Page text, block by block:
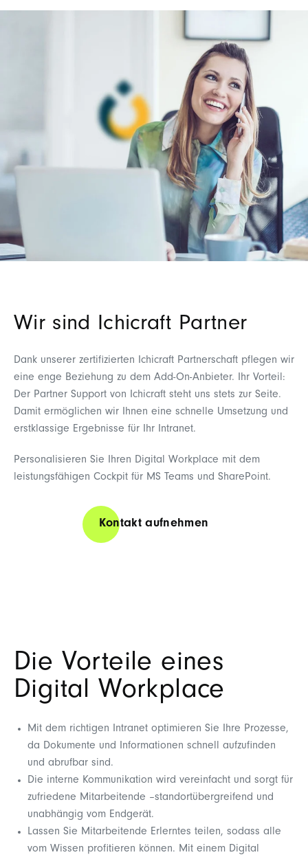
Wir sind Ichicraft Partner
Dank unserer zertifizierten Ichicraft Partnerschaft pflegen wir
eine enge Beziehung zu dem Add-On-Anbieter. Ihr Vorteil:
Der Partner Support von Ichicraft steht uns stets zur Seite.
Damit ermöglichen wir Ihnen eine schnelle Umsetzung und
erstklassige Ergebnisse für Ihr Intranet.
Personalisieren Sie Ihren Digital Workplace mit dem
leistungsfähigen Cockpit für MS Teams und SharePoint.
Kontakt aufnehmen
Die Vorteile eines
Digital Workplace
Mit dem richtigen Intranet optimieren Sie Ihre Prozesse,
da Dokumente und Informationen schnell aufzufinden
und abrufbar sind.
Die interne Kommunikation wird vereinfacht und sorgt für
zufriedene Mitarbeitende –standortübergreifend und
unabhängig vom Endgerät.
Lassen Sie Mitarbeitende Erlerntes teilen, sodass alle
vom Wissen profitieren können. Mit einem Digital